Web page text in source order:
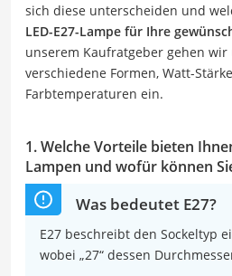
sich diese unterscheiden und
LED-E27-Lampe für Ihre
unserem Kaufratgeber gehen
verschiedene Formen, Watt-
Farbtemperaturen ein.
1. Welche Vorteile bieten
Lampen und wofür können
Was bedeutet E27?
E27 beschreibt den Sockeltyp
wobei „27“ dessen